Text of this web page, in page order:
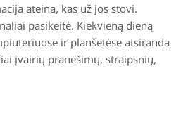
ateina, kas už jos stovi.
pasikeitė. Kiekvieną dieną
ir planšetėse atsiranda
įvairių pranešimų, straipsnių,